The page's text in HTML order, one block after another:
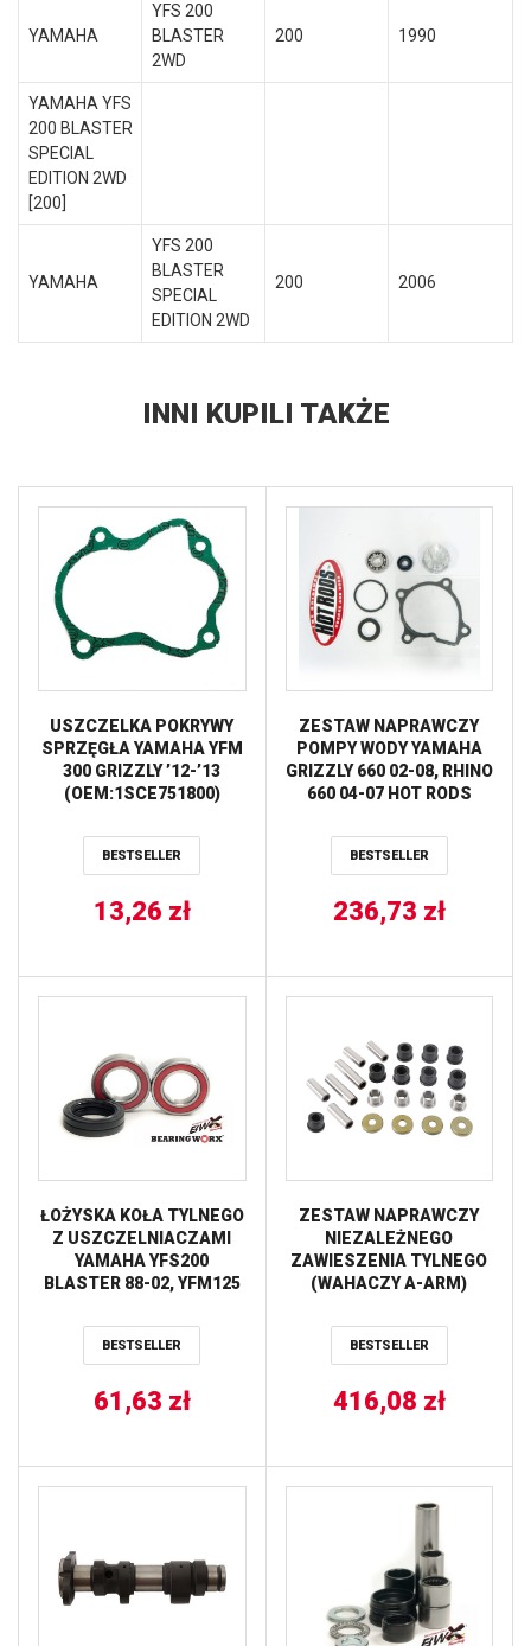
YAMAHA
YFS 200
BLASTER
2WD
200 1990
YAMAHA YFS
200 BLASTER
SPECIAL
EDITION 2WD
[200]
YAMAHA
YFS 200
BLASTER
SPECIAL
EDITION 2WD
200 2006
INNI KUPILI TAKŻE
USZCZELKA POKRYWY
SPRZĘGŁA YAMAHA YFM
300 GRIZZLY ’12-’13
(OEM:1SCE751800)
BESTSELLER
13,26 zł
ZESTAW NAPRAWCZY
POMPY WODY YAMAHA
GRIZZLY 660 02-08, RHINO
660 04-07 HOT RODS
BESTSELLER
236,73 zł
ŁOŻYSKA KOŁA TYLNEGO
Z USZCZELNIACZAMI
YAMAHA YFS200
BLASTER 88-02, YFM125
BESTSELLER
61,63 zł
ZESTAW NAPRAWCZY
NIEZALEŻNEGO
ZAWIESZENIA TYLNEGO
(WAHACZY A-ARM)
WOLVERINE 700 ’18 ALL
BALLS
BESTSELLER
416,08 zł